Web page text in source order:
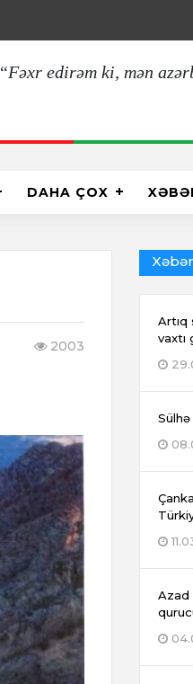
“Fəxr edirəm ki, mən
DAHA ÇOX
2003
Artıq
vaxtı
Azad